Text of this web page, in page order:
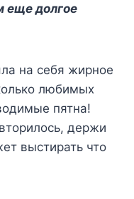
еще долгое
на себя жирное
любимых
пятна!
держи
выстирать что